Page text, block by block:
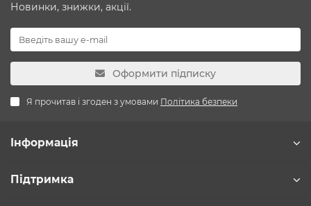
Новинки, знижки, акції.
Оформити підписку
Я прочитав і згоден з умовами Політика безпеки
Інформація
Підтримка